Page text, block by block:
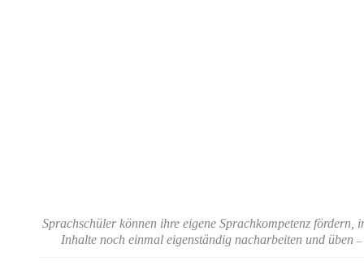
Sprachschüler können ihre eigene Sprachkompetenz
Inhalte noch einmal eigenständig nacharbeiten und üben –